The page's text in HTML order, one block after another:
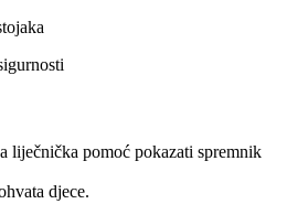
liječnička pomoć pokazati spremnik
djece.